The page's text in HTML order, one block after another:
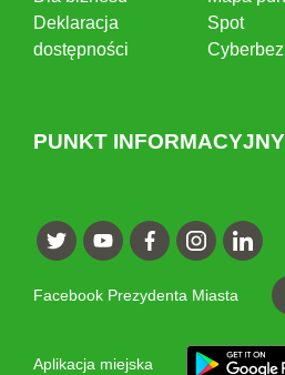
Deklaracja
dostępności
Spot
PUNKT INFORMACYJNY
Facebook Prezydenta Miasta
Aplikacja miejska